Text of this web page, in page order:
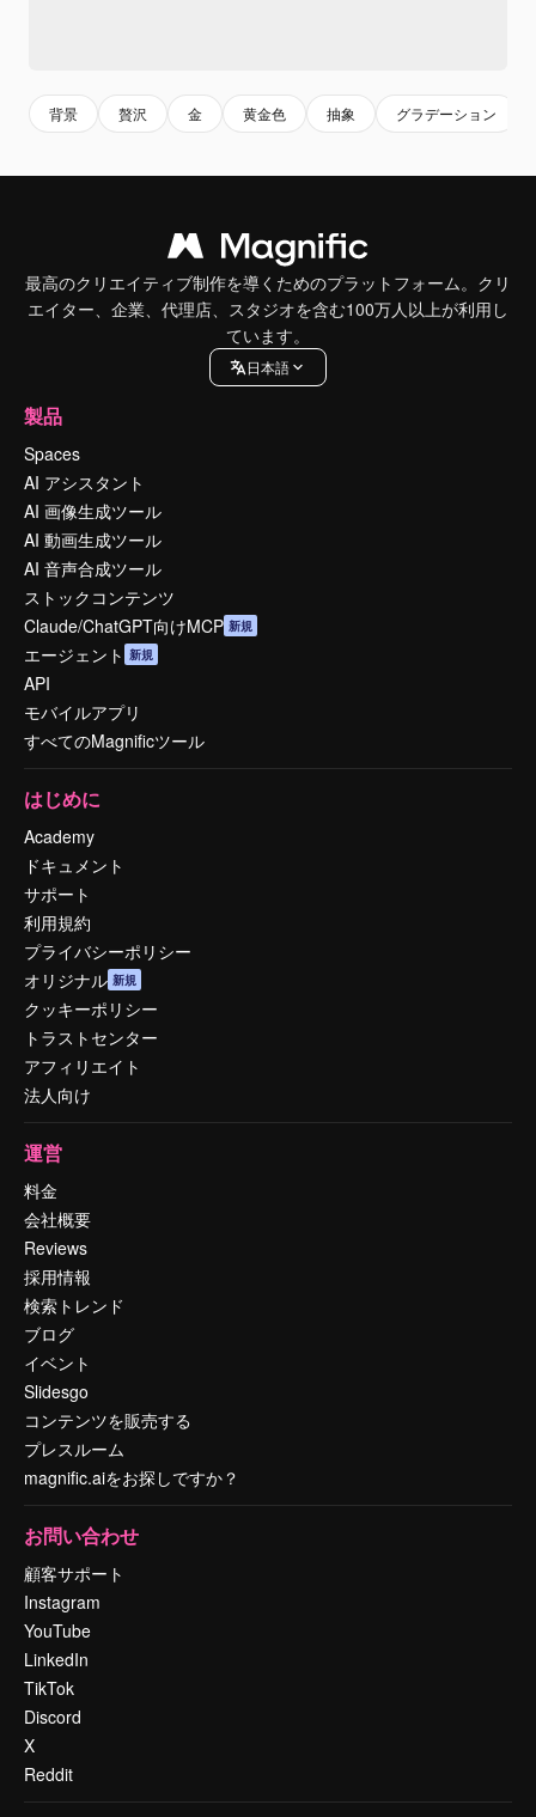
背景 贅沢 金 黄金色 抽象 グラデーション
最高のクリエイティブ制作を導くためのプラットフォーム。クリ
エイター、企業、代理店、スタジオを含む100万人以上が利用し
ています。
日本語
製品
Spaces
AI アシスタント
AI 画像生成ツール
AI 動画生成ツール
AI 音声合成ツール
ストックコンテンツ
Claude/ChatGPT向けMCP 新規
エージェント 新規
API
モバイルアプリ
すべてのMagnificツール
はじめに
Academy
ドキュメント
サポート
利用規約
プライバシーポリシー
オリジナル 新規
クッキーポリシー
トラストセンター
アフィリエイト
法人向け
運営
料金
会社概要
Reviews
採用情報
検索トレンド
ブログ
イベント
Slidesgo
コンテンツを販売する
プレスルーム
magnific.aiをお探しですか？
お問い合わせ
顧客サポート
Instagram
YouTube
LinkedIn
TikTok
Discord
X
Reddit